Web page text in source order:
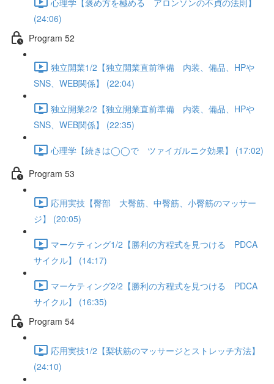
(24:06)
Program 52
独立開業1/2【独立開業直前準備 内装、備品、HPや
SNS、WEB関係】 (22:04)
独立開業2/2【独立開業直前準備 内装、備品、HPや
SNS、WEB関係】 (22:35)
心理学【続きは◯◯で ツァイガルニク効果】 (17:02)
Program 53
応用実技【臀部 大臀筋、中臀筋、小臀筋のマッサー
ジ】 (20:05)
マーケティング1/2【勝利の方程式を見つける PDCA
サイクル】 (14:17)
マーケティング2/2【勝利の方程式を見つける PDCA
サイクル】 (16:35)
Program 54
応用実技1/2【梨状筋のマッサージとストレッチ方法】
(24:10)